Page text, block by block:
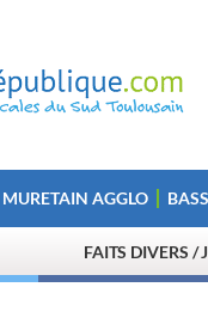
MURETAIN AGGLO
FAITS DIVERS /